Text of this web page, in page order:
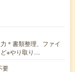
＊書類整理、ファイ
※やり取り…
要